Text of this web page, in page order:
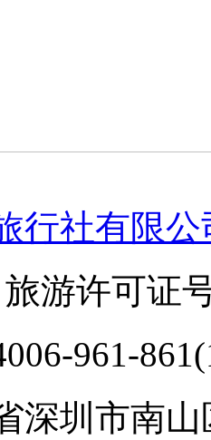
行社有限
游许可证
961-
深圳市南